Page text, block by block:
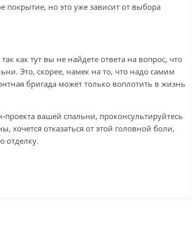
покрытие, но это уже зависит от выбора
как тут вы не найдете ответа на вопрос, что
Это, скорее, намек на то, что надо самим
бригада может только воплотить в жизнь
вашей спальни, проконсультируйтесь
хочется отказаться от этой головной боли,
отделку.